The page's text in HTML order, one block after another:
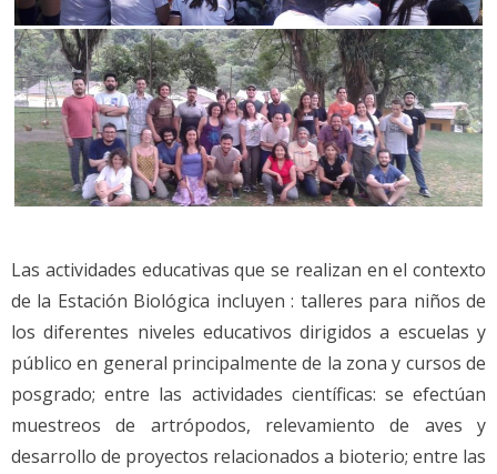
Las actividades educativas que se realizan en el contexto
de la Estación Biológica incluyen : talleres para niños de
los diferentes niveles educativos dirigidos a escuelas y
público en general principalmente de la zona y cursos de
posgrado; entre las actividades científicas: se efectúan
muestreos de artrópodos, relevamiento de aves y
desarrollo de proyectos relacionados a bioterio; entre las